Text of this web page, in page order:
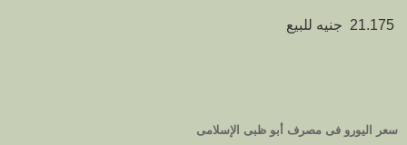
سعر اليورو فى مصرف أبو ظبى الإسلامى